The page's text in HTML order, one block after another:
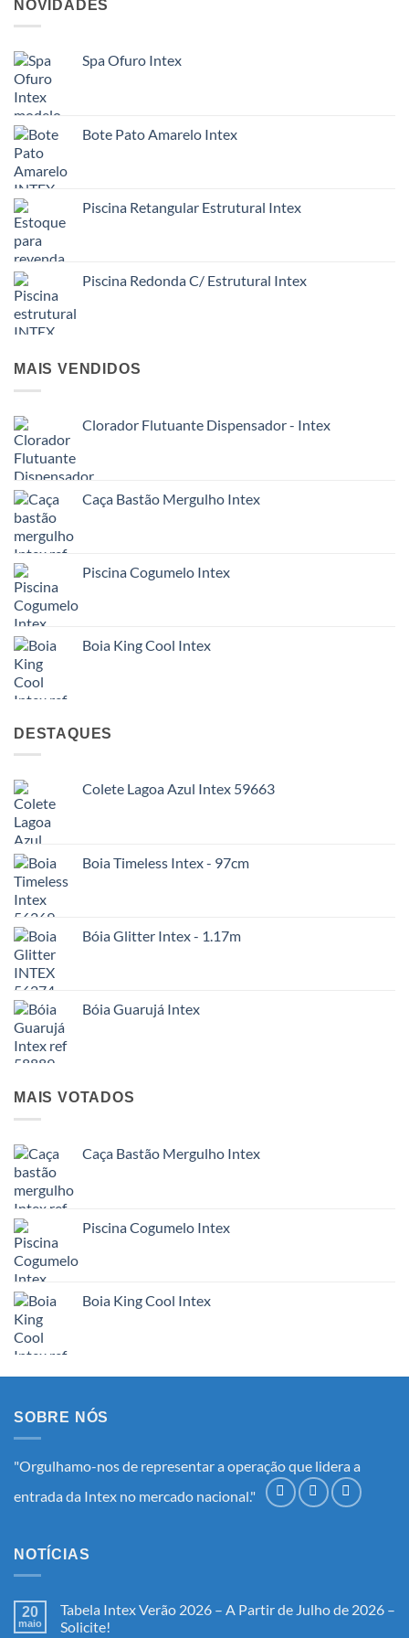
NOVIDADES
Spa Ofuro Intex
Bote Pato Amarelo Intex
Piscina Retangular Estrutural Intex
Piscina Redonda C/ Estrutural Intex
MAIS VENDIDOS
Clorador Flutuante Dispensador - Intex
Caça Bastão Mergulho Intex
Piscina Cogumelo Intex
Boia King Cool Intex
DESTAQUES
Colete Lagoa Azul Intex 59663
Boia Timeless Intex - 97cm
Bóia Glitter Intex - 1.17m
Bóia Guarujá Intex
MAIS VOTADOS
Caça Bastão Mergulho Intex
Piscina Cogumelo Intex
Boia King Cool Intex
SOBRE NÓS
"Orgulhamo-nos de representar a operação que lidera a
entrada da Intex no mercado nacional."
NOTÍCIAS
20
maio
Tabela Intex Verão 2026 – A Partir de Julho de 2026 –
Solicite!